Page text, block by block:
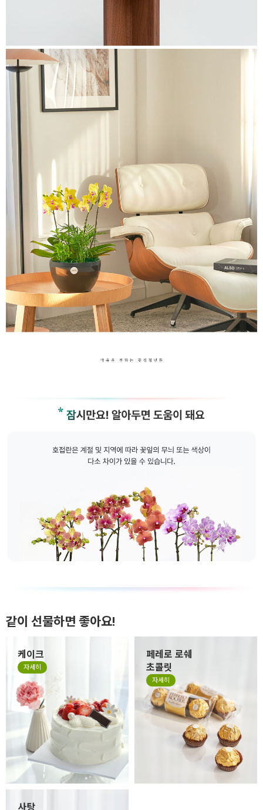
같이 선물하면 좋아요!
케이크
자세히
페레로 로쉐
초콜릿
자세히
사탕